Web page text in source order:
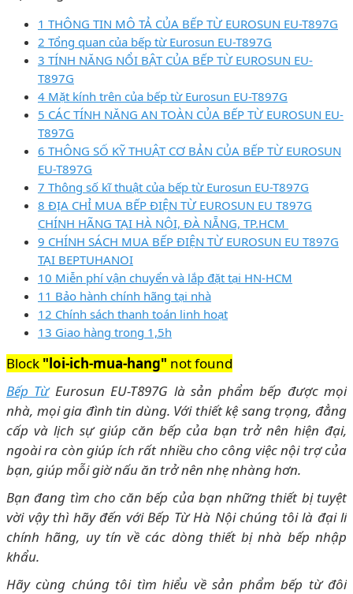
1 THÔNG TIN MÔ TẢ CỦA BẾP TỪ EUROSUN EU-T897G
2 Tổng quan của bếp từ Eurosun EU-T897G
3 TÍNH NĂNG NỔI BẬT CỦA BẾP TỪ EUROSUN EU-
T897G
4 Mặt kính trên của bếp từ Eurosun EU-T897G
5 CÁC TÍNH NĂNG AN TOÀN CỦA BẾP TỪ EUROSUN EU-
T897G
6 THÔNG SỐ KỸ THUẬT CƠ BẢN CỦA BẾP TỪ EUROSUN
EU-T897G
7 Thông số kĩ thuật của bếp từ Eurosun EU-T897G
8 ĐỊA CHỈ MUA BẾP ĐIỆN TỪ EUROSUN EU T897G
CHÍNH HÃNG TẠI HÀ NỘI, ĐÀ NẴNG, TP.HCM
9 CHÍNH SÁCH MUA BẾP ĐIỆN TỪ EUROSUN EU T897G
TẠI BEPTUHANOI
10 Miễn phí vận chuyển và lắp đặt tại HN-HCM
11 Bảo hành chính hãng tại nhà
12 Chính sách thanh toán linh hoạt
13 Giao hàng trong 1,5h
Block "loi-ich-mua-hang" not found
Bếp TừEurosun EU-T897G là sản phẩm bếp được mọi
nhà, mọi gia đình tin dùng. Với thiết kệ sang trọng, đẳng
cấp và lịch sự giúp căn bếp của bạn trở nên hiện đại,
ngoài ra còn giúp ích rất nhiều cho công việc nội trợ của
bạn, giúp mỗi giờ nấu ăn trở nên nhẹ nhàng hơn.
Bạn đang tìm cho căn bếp của bạn những thiết bị tuyệt
vời vậy thì hãy đến với Bếp Từ Hà Nội chúng tôi là đại lí
chính hãng, uy tín về các dòng thiết bị nhà bếp nhập
khẩu.
Hãy cùng chúng tôi tìm hiểu về sản phẩm bếp từ đôi